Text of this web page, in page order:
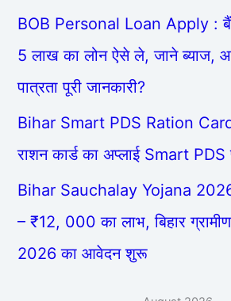
BOB Personal Loan Apply :
5 लाख का लोन ऐसे ले, जाने ब्याज,
पात्रता पूरी जानकारी?
Bihar Smart PDS Ration
राशन कार्ड का अप्लाई Smart
Bihar Sauchalay Yojana
– ₹12, 000 का लाभ, बिहार
2026 का आवेदन शुरू